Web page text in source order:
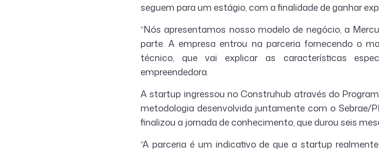
seguem para um estágio, com a finalidade de ganhar
“Nós apresentamos nosso modelo de negócio, a
parte. A empresa entrou na parceria fornecendo o
técnico, que vai explicar as características
empreendedora.
A startup ingressou no Construhub através do
metodologia desenvolvida juntamente com o Sebrae/
finalizou a jornada de conhecimento, que durou seis
“A parceria é um indicativo de que a startup